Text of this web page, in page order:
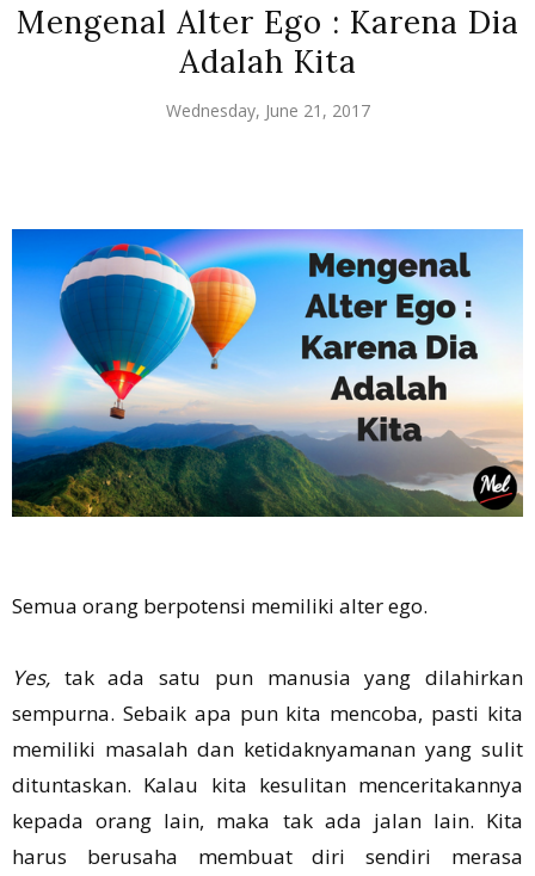
Mengenal Alter Ego : Karena Dia
Adalah Kita
Wednesday, June 21, 2017
Semua orang berpotensi memiliki alter ego.
Yes, tak ada satu pun manusia yang dilahirkan
sempurna. Sebaik apa pun kita mencoba, pasti kita
memiliki masalah dan ketidaknyamanan yang sulit
dituntaskan. Kalau kita kesulitan menceritakannya
kepada orang lain, maka tak ada jalan lain. Kita
harus berusaha membuat diri sendiri merasa